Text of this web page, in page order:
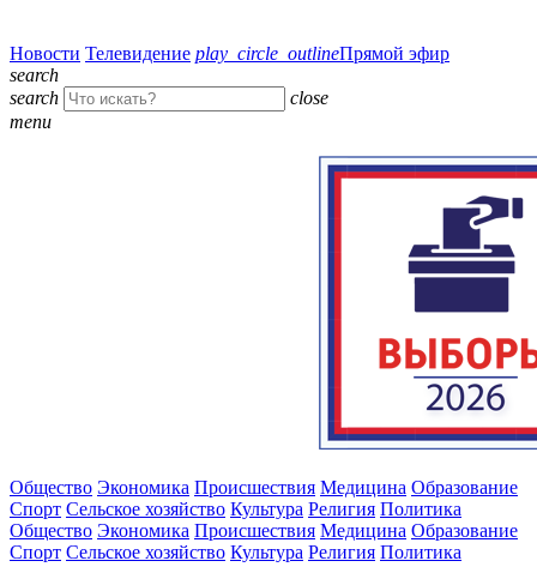
Новости Телевидение play_circle_outlineПрямой эфир
search
search
close
menu
Общество Экономика Происшествия Медицина Образование
Спорт Сельское хозяйство Культура Религия Политика
Общество Экономика Происшествия Медицина Образование
Спорт Сельское хозяйство Культура Религия Политика